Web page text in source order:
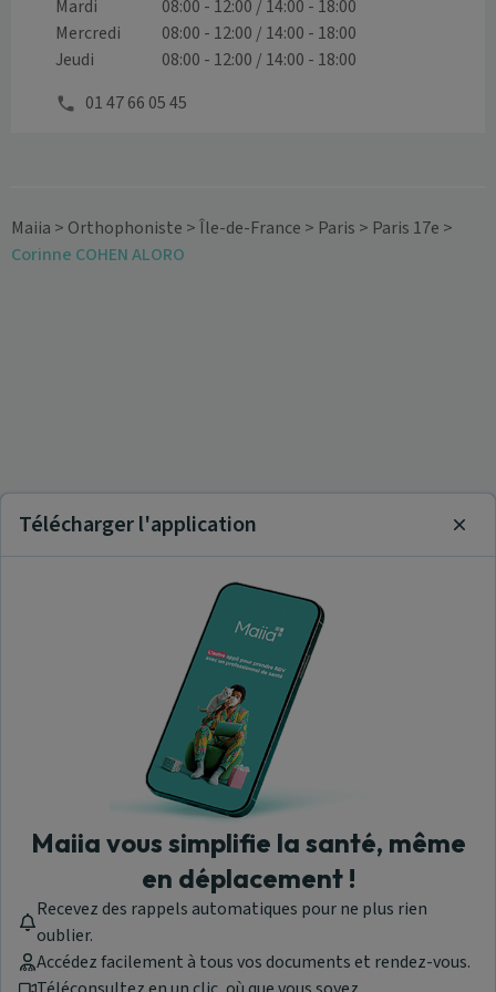
Mardi
08:00 - 12:00 / 14:00 - 18:00
Mercredi
08:00 - 12:00 / 14:00 - 18:00
Jeudi
08:00 - 12:00 / 14:00 - 18:00
01 47 66 05 45
Maiia > Orthophoniste >Île-de-France > Paris > Paris 17e >
Corinne COHEN ALORO
Télécharger l'application
Maiia vous simplifie la santé, même
en déplacement !
Recevez des rappels automatiques pour ne plus rien
oublier.
Accédez facilement à tous vos documents et rendez-vous.